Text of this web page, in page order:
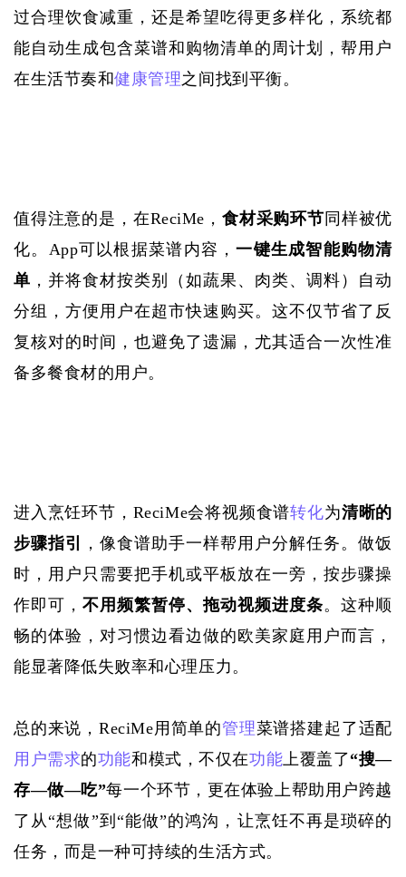
过合理饮食减重，还是希望吃得更多样化，系统都
能自动生成包含菜谱和购物清单的周计划，帮用户
在生活节奏和健康管理之间找到平衡。
值得注意的是，在ReciMe， 食材采购环节 同样被优
化。 App可以根据菜谱内容，一键生成智能购物清
单 ，并将食材按类别（如蔬果、肉类、调料）自动
分组，方便用户在超市快速购买。这不仅节省了反
复核对的时间，也避免了遗漏，尤其适合一次性准
备多餐食材的用户。
进入烹饪环节， ReciMe会将视频食谱转化为清晰的
步骤指引
，像食谱助手一样帮用户分解任务。做饭
时，用户只需要把手机或平板放在一旁，按步骤操
作即可，不用频繁暂停、拖动视频进度条。这种顺
畅的体验，对习惯边看边做的欧美家庭用户而言，
能显著降低失败率和心理压力。
总的来说，ReciMe用简单的管理菜谱搭建起了适配
用户需求的功能和模式，不仅在功能上覆盖了“搜—
存—做—吃”每一个环节，更在体验上帮助用户跨越
了从“想做”到“能做”的鸿沟，让烹饪不再是琐碎的
任务，而是一种可持续的生活方式。